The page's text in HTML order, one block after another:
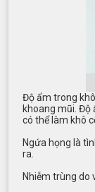
Độ ẩm trong
khoang mũi. Độ
có thể làm khô
Ngứa họng là
ra.
Nhiễm trùng do